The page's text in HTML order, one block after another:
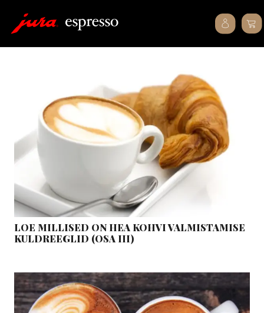
LOE MILLISED ON HEA KOHVI VALMISTAMISE
KULDREEGLID (OSA III)